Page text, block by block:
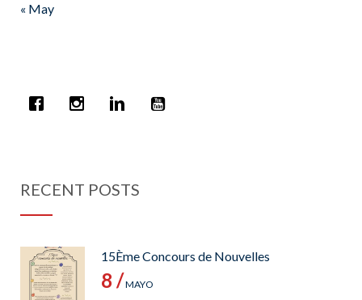
« May
RECENT POSTS
15Ème Concours de Nouvelles
8 /MAYO